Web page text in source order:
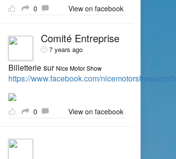
INTERNATIONAL 5 Arrêté
Juridique Lire la suite
0 View on facebook
Comité Entreprise
7 years ago
Billetterie sur Nice Motor Show
https://www.facebook.com/nicemotorshow/app/
0 View on facebook